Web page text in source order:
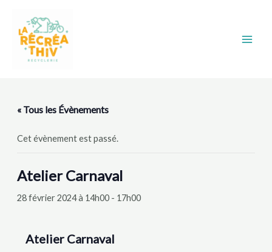
contenu
« Tous les Évènements
Cet évènement est passé.
Atelier Carnaval
28 février 2024 à 14h00- 17h00
Atelier Carnaval